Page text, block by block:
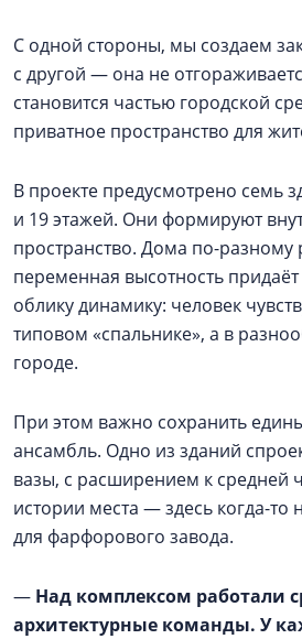
С одной стороны, мы создаем
с другой — она не
становится частью городской
приватное пространство для
В проекте предусмотрено семь
и 19 этажей. Они формируют
пространство. Дома по-разному
переменная высотность
облику динамику: человек
типовом «спальнике», а в
городе.
При этом важно сохранить
ансамбль. Одно из зданий
вазы, с расширением к средней
истории места — здесь когда-то
для фарфорового завода.
— Над комплексом работали
архитектурные команды. У